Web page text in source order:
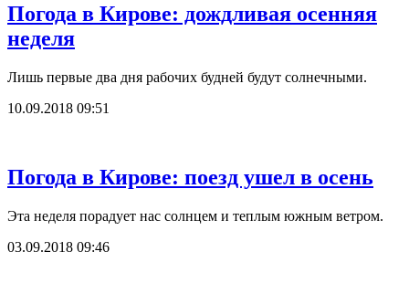
Погода в Кирове: дождливая осенняя
неделя
Лишь первые два дня рабочих будней будут солнечными.
10.09.2018 09:51
Погода в Кирове: поезд ушел в осень
Эта неделя порадует нас солнцем и теплым южным ветром.
03.09.2018 09:46